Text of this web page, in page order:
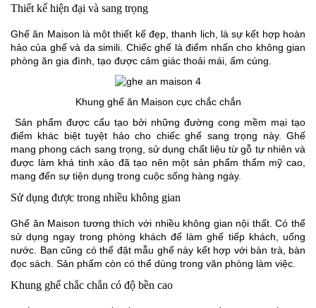
Thiết kế hiện đại và sang trọng
Ghế ăn Maison là một thiết kế đẹp, thanh lịch, là sự kết hợp hoàn
hảo của ghế và da simili. Chiếc ghế là điểm nhấn cho không gian
phòng ăn gia đình, tạo được cảm giác thoải mái, ấm cúng.
Khung ghế ăn Maison cực chắc chắn
Sản phẩm được cấu tạo bởi những đường cong mềm mại tạo
điểm khác biệt tuyệt hảo cho chiếc ghế sang trọng này. Ghế
mang phong cách sang trọng, sử dụng chất liệu từ gỗ tự nhiên và
được làm khá tinh xảo đã tạo nên một sản phẩm thẩm mỹ cao,
mang đến sự tiện dụng trong cuộc sống hàng ngày.
Sử dụng được trong nhiều không gian
Ghế ăn Maison tương thích với nhiều không gian nội thất. Có thể
sử dụng ngay trong phòng khách để làm ghế tiếp khách, uống
nước. Bạn cũng có thể đặt mẫu ghế này kết hợp với bàn trà, bàn
đọc sách. Sản phẩm còn có thể dùng trong văn phòng làm việc.
Khung ghế chắc chắn có độ bền cao